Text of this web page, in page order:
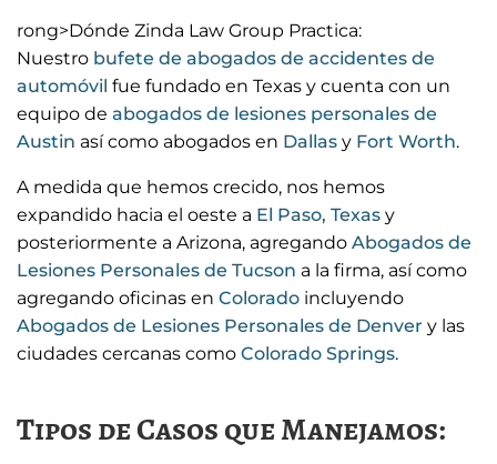
rong>Dónde Zinda Law Group Practica:
Nuestro bufete de abogados de accidentes de
automóvil fue fundado en Texas y cuenta con un
equipo de abogados de lesiones personales de
Austin así como abogados en Dallas y Fort Worth.
A medida que hemos crecido, nos hemos
expandido hacia el oeste a El Paso, Texas y
posteriormente a Arizona, agregando Abogados de
Lesiones Personales de Tucson a la firma, así como
agregando oficinas en Colorado incluyendo
Abogados de Lesiones Personales de Denver y las
ciudades cercanas como Colorado Springs.
Tipos de Casos que Manejamos: